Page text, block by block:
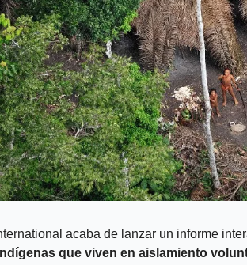
acaba de lanzar un informe
que viven en aislamiento